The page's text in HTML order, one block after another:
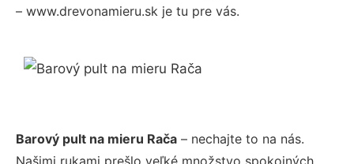
– www.drevonamieru.sk je tu pre vás.
Barový pult na mieru Rača – nechajte to na nás.
Našimi rukami prešlo veľké množstvo spokojných